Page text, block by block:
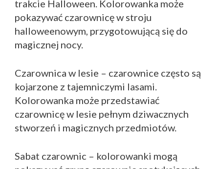
trakcie Halloween. Kolorowanka może
pokazywać czarownicę w stroju
halloweenowym, przygotowującą się do
magicznej nocy.
Czarownica w lesie – czarownice często są
kojarzone z tajemniczymi lasami.
Kolorowanka może przedstawiać
czarownicę w lesie pełnym dziwacznych
stworzeń i magicznych przedmiotów.
Sabat czarownic – kolorowanki mogą